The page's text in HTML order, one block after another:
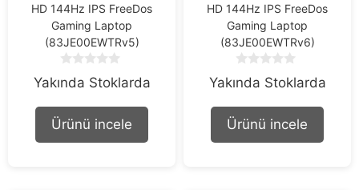
HD 144Hz IPS FreeDos
Gaming Laptop
(83JE00EWTRv5)
o
o
f
Yakında Stoklarda
Ürünü incele
HD 144Hz IPS FreeDos
Gaming Laptop
(83JE00EWTRv6)
o
o
f
Yakında Stoklarda
Ürünü incele